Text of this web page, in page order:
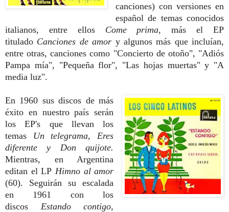
canciones) con versiones en
español de temas conocidos
italianos, entre ellos Come prima,más el EP
titulado Canciones de amor y algunos más que incluían,
entre otras, canciones como "Concierto de otoño", "Adiós
Pampa mía", "Pequeña flor", "Las hojas muertas" y "A
media luz".
En 1960 sus discos de más
éxito en nuestro país serán
los EP's que llevan los
temas Un telegrama, Eres
diferente y Don quijote.
Mientras, en Argentina
editan el LP Himno al amor
(60). Seguirán su escalada
en 1961 con los
discos Estando contigo,